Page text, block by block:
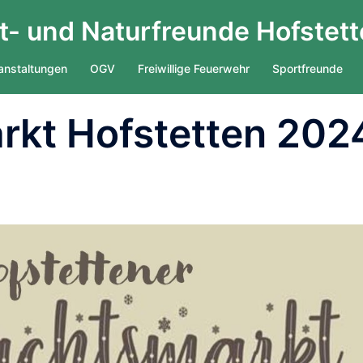
und Naturfreunde
OGV Freiwillige Feuerwehr Sportfreunde
Hofstetten